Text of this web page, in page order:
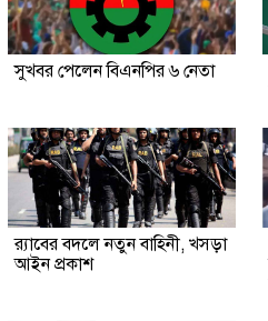
সুখবর পেলেন বিএনপির ৬ নেতা
র‍্যাবের বদলে নতুন বাহিনী, খসড়া
আইন প্রকাশ